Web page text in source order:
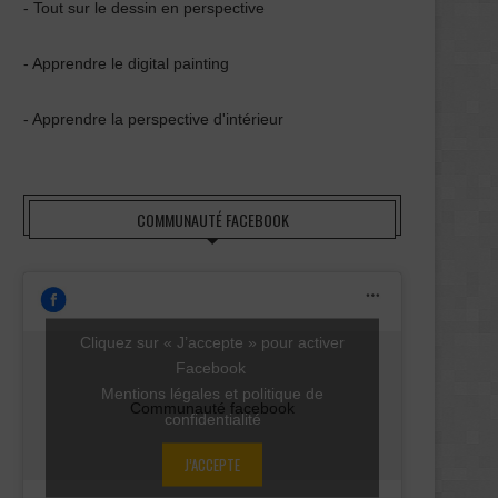
- Tout sur le dessin en perspective
- Apprendre le digital painting
- Apprendre la perspective d'intérieur
COMMUNAUTÉ FACEBOOK
Communauté facebook
Cliquez sur « J’accepte » pour activer
Facebook
Mentions légales et politique de
confidentialité
J’ACCEPTE